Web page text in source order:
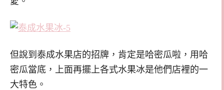
但說到泰成水果店的招牌，肯定是哈密瓜啦，用哈
密瓜當底，上面再擺上各式水果冰是他們店裡的一
大特色。